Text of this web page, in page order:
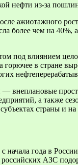
нефти из-за
ажиотажного
более чем на 40%,
под влиянием
в стране
внеплановые
а также
страны и
начала года в
российских АЗС